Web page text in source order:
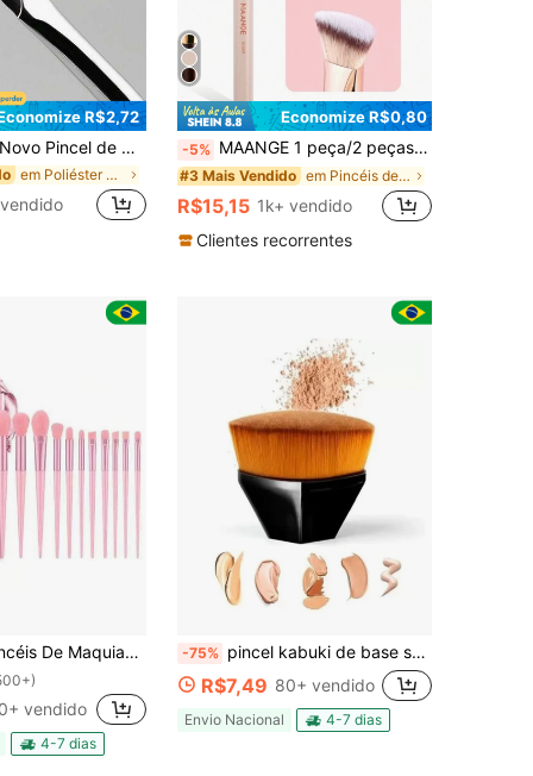
R$2,72
Novo Pincel de Delineador de Olhos em Formato de Foice com Cabo Único de Madeira, Pincel de Contorno Angulado, Pincel de Detalhes para Olhos, Cerdas de Seda, Adequado para Maquiagem e Cuidados Pessoais de Mulheres e Meninas, Item Essencial
em Poliéster Pincéis para os olhos
Economize R$0,80
-5% MAANGE 1 peça/2 peças/4 peças/5 peças Pincel Corretivo de Triângulo Facial, Pincel de Maquiagem Portátil para Mistura, Fibra Suave e Amiga da Pele, Pincel de Maquiagem para Viagem de Mulheres, Pincel de Base, Pincel Corretivo, Pincel Blush, Pincel Contorno, Pincel Bronzeador, Pincel Pó
#3 Mais Vendido em Pincéis de contorno Pincéis faciais
R$15,15 1k+ vendido
Clientes recorrentes
Macios Pincel De Sombra Cerdas De Seguros E Não Tóxicos
vendido
4-7 dias
-75% pincel kabuki de base sem costura de alta densidade
R$7,49 80+ vendido
Envio Nacional 4-7 dias